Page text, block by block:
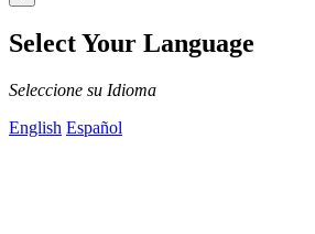
Select Your Language
Seleccione su Idioma
English Español